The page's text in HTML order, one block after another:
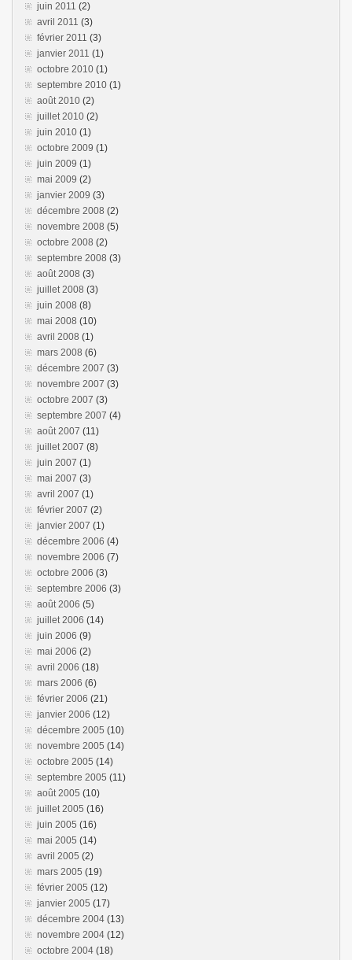
juin 2011 (2)
avril 2011 (3)
février 2011 (3)
janvier 2011 (1)
octobre 2010 (1)
septembre 2010 (1)
août 2010 (2)
juillet 2010 (2)
juin 2010 (1)
octobre 2009 (1)
juin 2009 (1)
mai 2009 (2)
janvier 2009 (3)
décembre 2008 (2)
novembre 2008 (5)
octobre 2008 (2)
septembre 2008 (3)
août 2008 (3)
juillet 2008 (3)
juin 2008 (8)
mai 2008 (10)
avril 2008 (1)
mars 2008 (6)
décembre 2007 (3)
novembre 2007 (3)
octobre 2007 (3)
septembre 2007 (4)
août 2007 (11)
juillet 2007 (8)
juin 2007 (1)
mai 2007 (3)
avril 2007 (1)
février 2007 (2)
janvier 2007 (1)
décembre 2006 (4)
novembre 2006 (7)
octobre 2006 (3)
septembre 2006 (3)
août 2006 (5)
juillet 2006 (14)
juin 2006 (9)
mai 2006 (2)
avril 2006 (18)
mars 2006 (6)
février 2006 (21)
janvier 2006 (12)
décembre 2005 (10)
novembre 2005 (14)
octobre 2005 (14)
septembre 2005 (11)
août 2005 (10)
juillet 2005 (16)
juin 2005 (16)
mai 2005 (14)
avril 2005 (2)
mars 2005 (19)
février 2005 (12)
janvier 2005 (17)
décembre 2004 (13)
novembre 2004 (12)
octobre 2004 (18)